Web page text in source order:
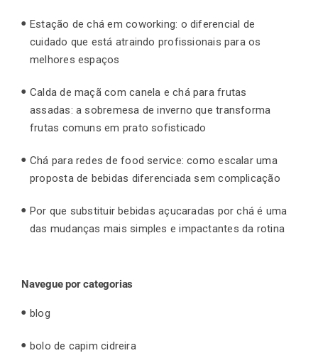
Estação de chá em coworking: o diferencial de
cuidado que está atraindo profissionais para os
melhores espaços
Calda de maçã com canela e chá para frutas
assadas: a sobremesa de inverno que transforma
frutas comuns em prato sofisticado
Chá para redes de food service: como escalar uma
proposta de bebidas diferenciada sem complicação
Por que substituir bebidas açucaradas por chá é uma
das mudanças mais simples e impactantes da rotina
Navegue por categorias
blog
bolo de capim cidreira